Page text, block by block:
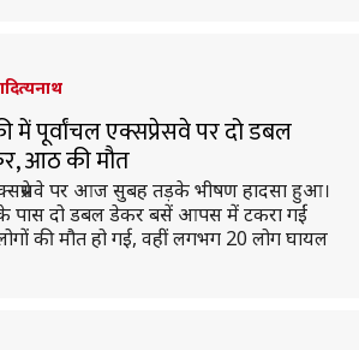
में पूर्वांचल एक्सप्रेसवे पर दो डबल
आठ की मौत
एक्सप्रेसवे पर आज सुबह तड़के भीषण हादसा हुआ।
के पास दो डबल डेकर बसें आपस में टकरा गईं
की मौत हो गई, वहीं लगभग 20 लोग घायल